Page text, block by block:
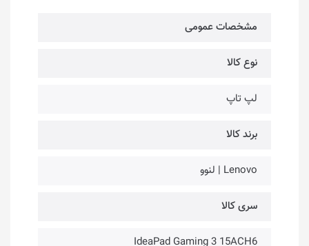
مشخصات عمومی
نوع کالا
لپ تاپ
برند کالا
Lenovo | لنوو
سری کالا
IdeaPad Gaming 3 15ACH6